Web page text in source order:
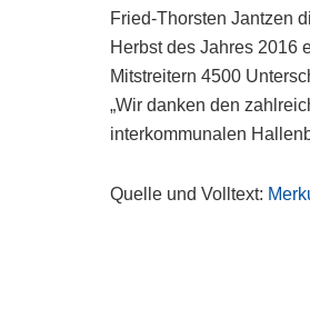
Fried-Thorsten Jantzen
Herbst des Jahres 2016
Mitstreitern 4500
„Wir danken den
interkommunalen
Quelle und Volltext: